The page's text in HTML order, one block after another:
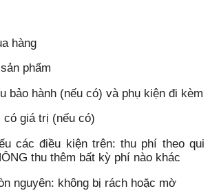
hàng
phẩm
bảo hành (nếu có) và phụ kiện đi kèm
có giá trị (nếu có)
các điều kiện trên: thu phí theo qui
thu thêm bất kỳ phí nào khác
nguyên: không bị rách hoặc mờ